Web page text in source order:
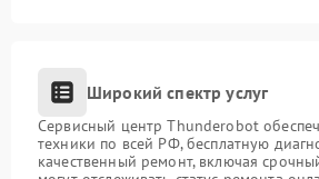
Широкий спектр услуг
Сервисный центр Thunderobot
техники по всей РФ, бесплатную
качественный ремонт, включая